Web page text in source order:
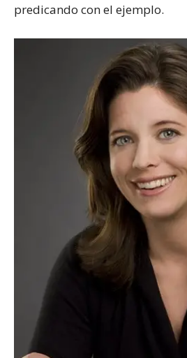
predicando con el ejemplo.